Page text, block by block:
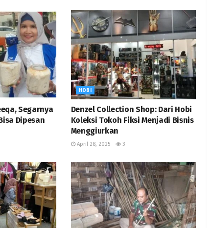
Segarnya
Dipesan
HOBI
Denzel Collection Shop: Dari Hobi
Koleksi Tokoh Fiksi Menjadi Bisnis
Menggiurkan
April 28, 2025 3